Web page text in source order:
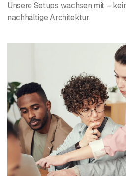
Unsere Setups wachsen mit –
nachhaltige Architektur.